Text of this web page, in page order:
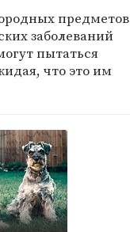
предметов
заболеваний
пытаться
что это им